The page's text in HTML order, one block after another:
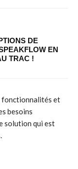
DE
EN
TRAC !
fonctionnalités et
besoins
solution qui est